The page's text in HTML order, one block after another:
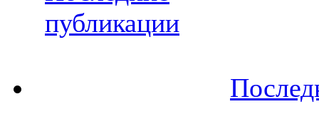
публикации